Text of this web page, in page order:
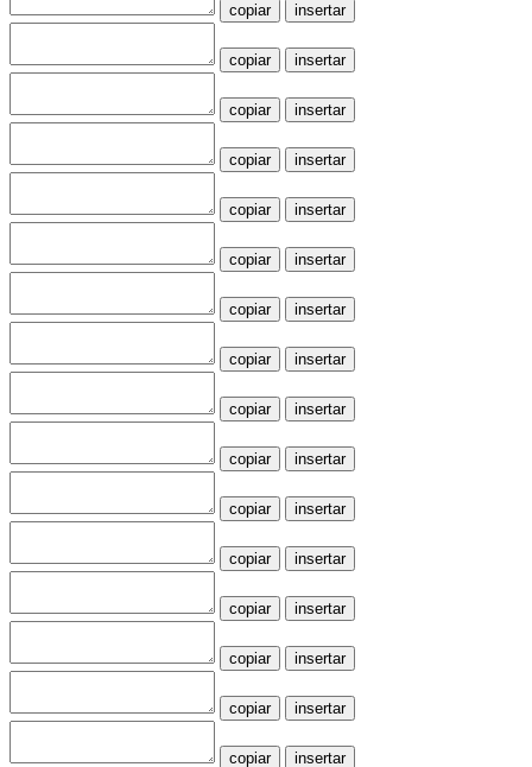
copiar insertar
copiar insertar
copiar insertar
copiar insertar
copiar insertar
copiar insertar
copiar insertar
copiar insertar
copiar insertar
copiar insertar
copiar insertar
copiar insertar
copiar insertar
copiar insertar
copiar insertar
copiar insertar